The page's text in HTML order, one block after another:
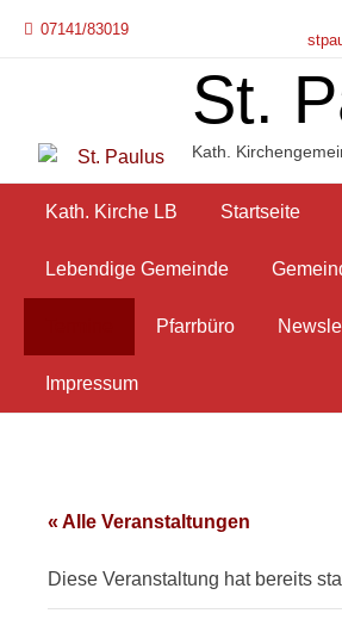
07141/83019
St.
Kath.
Kath. Kirche LB Startseite
Lebendige Gemeinde
Pfarrbüro
Impressum
« Alle Veranstaltungen
Diese Veranstaltung hat bereits